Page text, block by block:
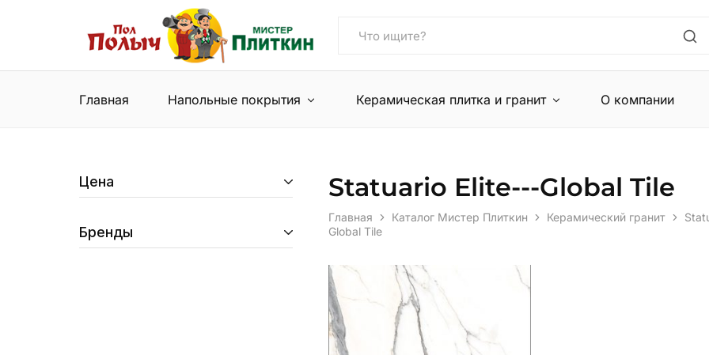
Пол
Полыч
Плиткин
Сеть
магазинов
и
керамической
Главная Напольные покрытия Керамическая плитка и гранит О компании
Statuario Elite---Global Tile
Главная Каталог Мистер Плиткин Керамический гранит
Global Tile
Цена
Бренды